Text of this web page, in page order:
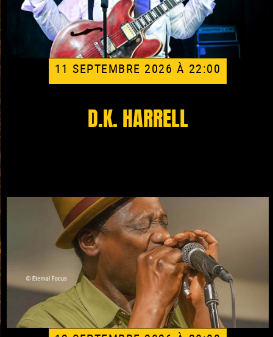
11 SEPTEMBRE 2026 À 22:00
D.K. HARRELL